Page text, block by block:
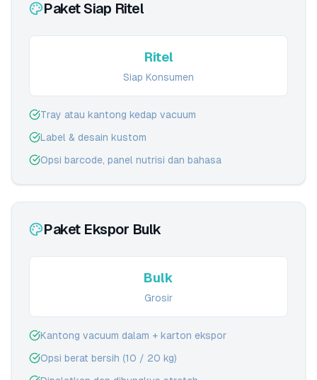
Paket Siap Ritel
Ritel
Siap Konsumen
Tray atau kantong kedap vacuum
Label & desain kustom
Opsi barcode, panel nutrisi dan bahasa
Paket Ekspor Bulk
Bulk
Grosir
Kantong vacuum dalam + karton ekspor
Opsi berat bersih (10 / 20 kg)